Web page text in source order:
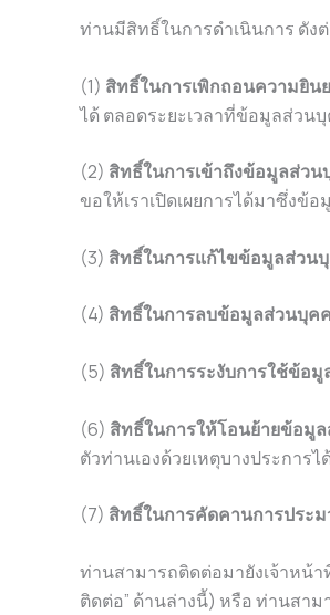
ท่านมีสิทธิ์ในการดำเนินการ ดัง
(1) สิทธิ์ในการเพิกถอนความยิ
ได้ ตลอดระยะเวลาที่ข้อมูลส่วน
(2) สิทธิ์ในการเข้าถึงข้อมูลส่ว
ขอให้เราเปิดเผยการได้มาซึ่ง
(3) สิทธิ์ในการแก้ไขข้อมูลส่วน
(4) สิทธิ์ในการลบข้อมูลส่วนบุค
(5) สิทธิ์ในการระงับการใช้ข้อ
(6) สิทธิ์ในการให้โอนย้ายข้อมู
ตัวท่านเองด้วยเหตุบางประการได้
(7) สิทธิ์ในการคัดคานการประ
ท่านสามารถติดต่อมายังเจ้าหน้า
ติดต่อ” ด้านล่างนี้) หรือ ท่านสาม